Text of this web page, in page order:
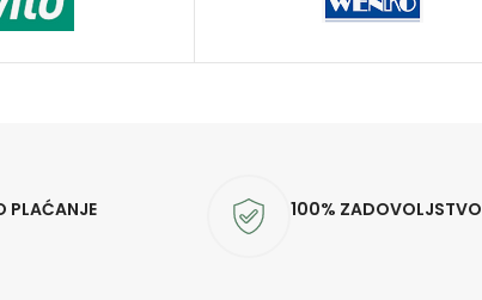
PLAĆANJE 100% ZADOVOLJSTVO